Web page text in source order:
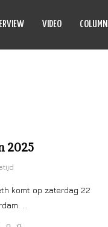
VIDEO COLUMN
2025
komt op zaterdag 22
…